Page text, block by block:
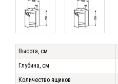
Высота, см
Глубина, см
Количество ящиков